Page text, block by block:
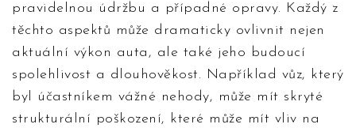
pravidelnou údržbu a případné opravy. Každý z
těchto aspektů může dramaticky ovlivnit nejen
aktuální výkon auta, ale také jeho budoucí
spolehlivost a dlouhověkost. Například vůz, který
byl účastníkem vážné nehody, může mít skryté
strukturální poškození, které může mít vliv na